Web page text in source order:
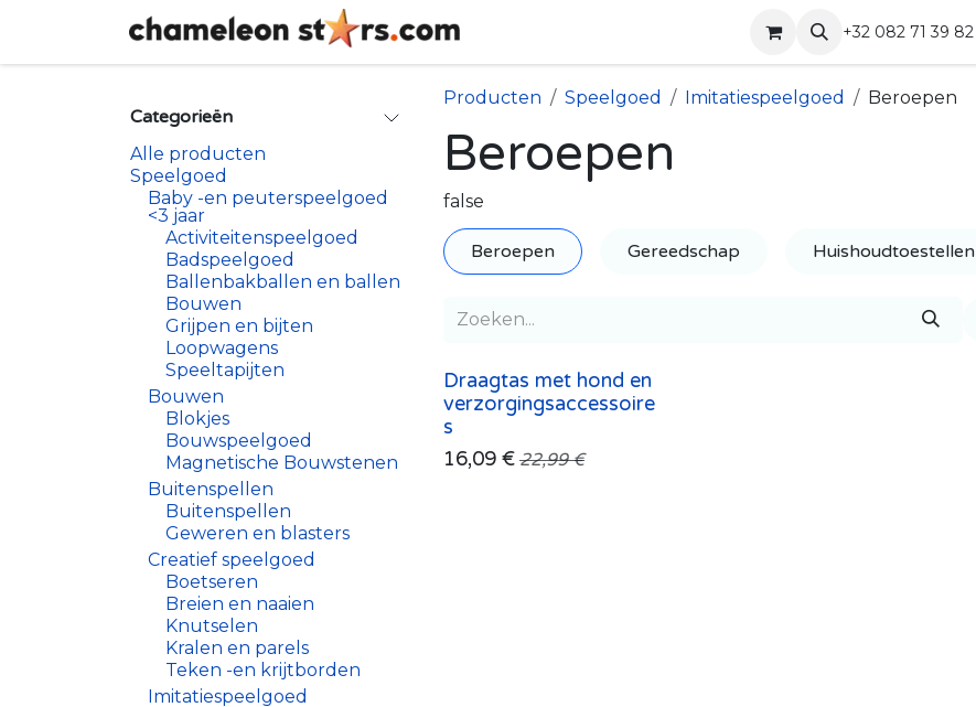
Overslaan naar inhoud
+32 082 71 39 82
Categorieën
Alle producten
Speelgoed
Baby -en peuterspeelgoed
<3 jaar
Activiteitenspeelgoed
Badspeelgoed
Ballenbakballen en ballen
Bouwen
Grijpen en bijten
Loopwagens
Speeltapijten
Bouwen
Blokjes
Bouwspeelgoed
Magnetische Bouwstenen
Buitenspellen
Buitenspellen
Geweren en blasters
Creatief speelgoed
Boetseren
Breien en naaien
Knutselen
Kralen en parels
Teken -en krijtborden
Imitatiespeelgoed
Producten Speelgoed Imitatiespeelgoed Beroepen
Beroepen
false
Beroepen Gereedschap Huishoudtoestellen
Draagtas met hond en
verzorgingsaccessoire
s
16,09 € 22,99€